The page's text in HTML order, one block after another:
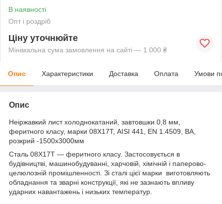
В наявності
Опт і роздріб
Ціну уточнюйте
Мінімальна сума замовлення на сайті — 1 000 ₴
Опис Характеристики Доставка Оплата Умови
Опис
Неіржавкий лист холоднокатаний, завтовшки 0,8 мм,
феритного класу, марки 08Х17Т, AISI 441, EN 1.4509, ВA,
розкрий -1500х3000мм
Сталь 08Х17Т — феритного класу. Застосовується в
будівництві, машинобудуванні, харчовій, хімічній і паперово-
целюлозній промішленності. Зі сталі цієї марки виготовляють
обладнання та зварні конструкції, які не зазнають впливу
ударних навантажень і низьких температур.